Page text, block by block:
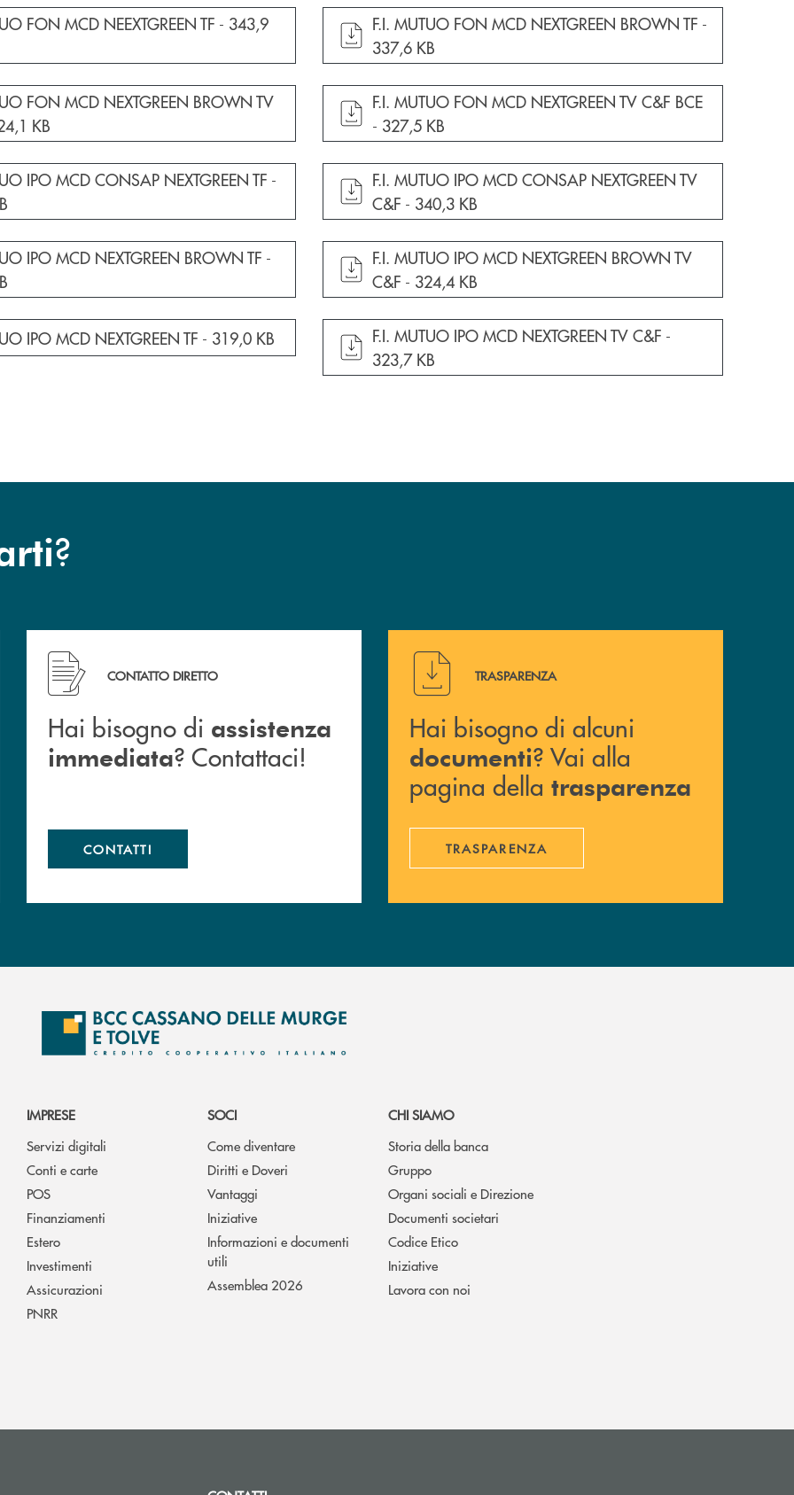
in una nuova finestra
FON MCD NEEXTGREEN TF - 343,9
apre documento in una nuova finestra
F.I. MUTUO FON MCD NEXTGREEN BROWN TF -
337,6 KB
in una nuova finestra
FON MCD NEXTGREEN BROWN TV
KB
apre documento in una nuova finestra
F.I. MUTUO FON MCD NEXTGREEN TV C&F BCE
- 327,5 KB
in una nuova finestra
IPO MCD CONSAP NEXTGREEN TF -
apre documento in una nuova finestra
F.I. MUTUO IPO MCD CONSAP NEXTGREEN TV
C&F - 340,3 KB
in una nuova finestra
IPO MCD NEXTGREEN BROWN TF -
apre documento in una nuova finestra
F.I. MUTUO IPO MCD NEXTGREEN BROWN TV
C&F - 324,4 KB
in una nuova finestra
IPO MCD NEXTGREEN TF - 319,0 KB apre documento in una nuova finestra
F.I. MUTUO IPO MCD NEXTGREEN TV C&F -
323,7 KB
?
Hai bisogno di assistenza immediata ? Contattaci!
CONTATTO DIRETTO
Hai bisogno di assistenza
immediata? Contattaci!
CONTATTI
Hai bisogno di alcuni documenti ? Vai alla pagina della
TRASPARENZA
Hai bisogno di alcuni
documenti? Vai alla
pagina della trasparenza
TRASPARENZA
IMPRESE
Servizi digitali
Conti e carte
POS
Finanziamenti
Estero
Investimenti
Assicurazioni
PNRR
SOCI
Come diventare
Diritti e Doveri
Vantaggi
Iniziative
Informazioni e documenti
utili
Assemblea 2026
CHI SIAMO
Storia della banca
Gruppo
Organi sociali e Direzione
Documenti societari
Codice Etico
Iniziative
Lavora con noi